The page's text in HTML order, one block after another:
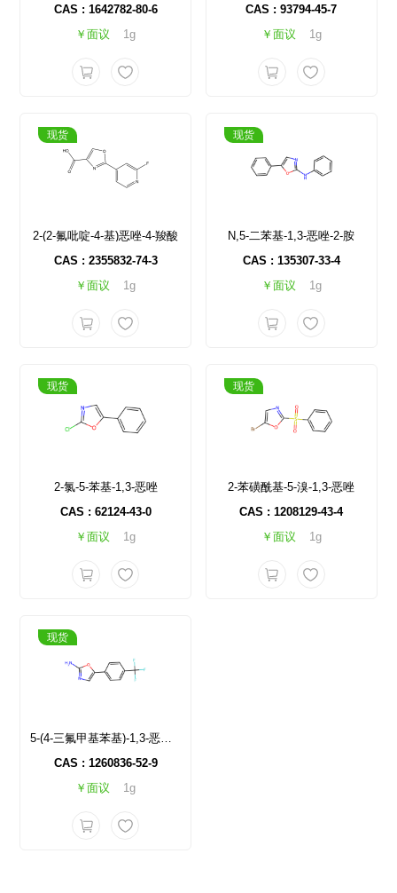
CAS : 1642782-80-6
￥面议
1g
CAS : 93794-45-7
￥面议
1g
现货
2-(2-氟吡啶-4-基)恶唑-4-羧酸
CAS : 2355832-74-3
￥面议
1g
现货
N,5-二苯基-1,3-恶唑-2-胺
CAS : 135307-33-4
￥面议
1g
现货
2-氯-5-苯基-1,3-恶唑
CAS : 62124-43-0
￥面议
1g
现货
2-苯磺酰基-5-溴-1,3-恶唑
CAS : 1208129-43-4
￥面议
1g
现货
5-(4-三氟甲基苯基)-1,3-恶唑-2-胺
CAS : 1260836-52-9
￥面议
1g